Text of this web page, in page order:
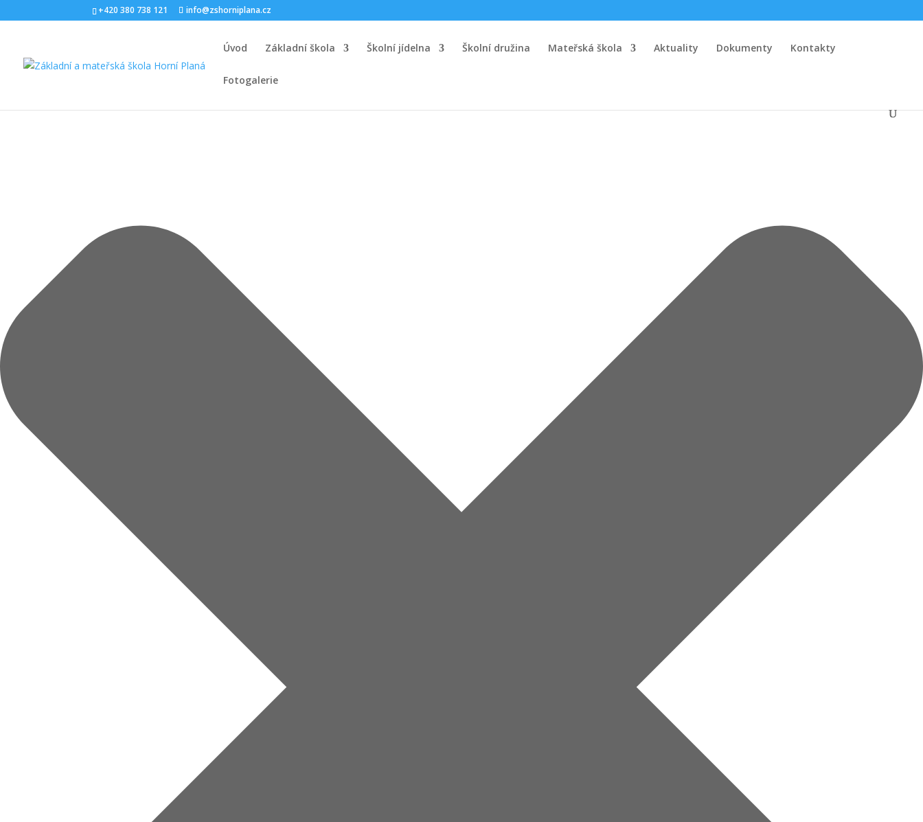
Spravovat Souhlas s cookies+420 380 738 121 info@zshorniplana.cz
Úvod Základní škola Školní jídelna Školní družina Mateřská škola Aktuality Dokumenty Kontakty
Fotogalerie